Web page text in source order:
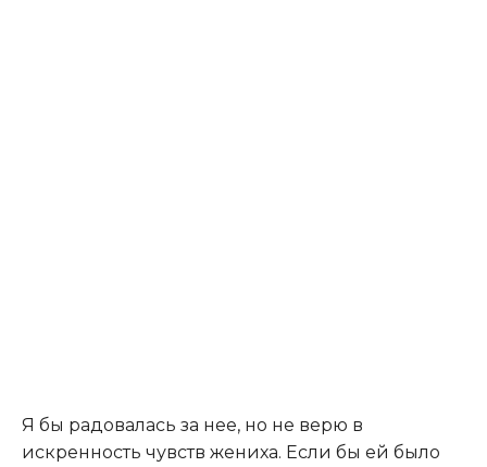
Я бы радовалась за нее, но не верю в
искренность чувств жениха. Если бы ей было